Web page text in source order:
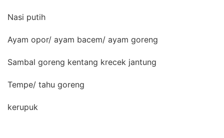
Nasi putih
Ayam opor/ ayam bacem/ ayam goreng
Sambal goreng kentang krecek jantung
Tempe/ tahu goreng
kerupuk